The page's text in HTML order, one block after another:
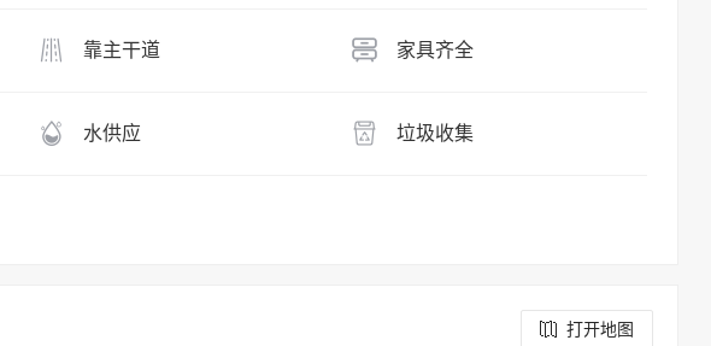
靠主干道 家具齐全
水供应 垃圾收集
打开地图